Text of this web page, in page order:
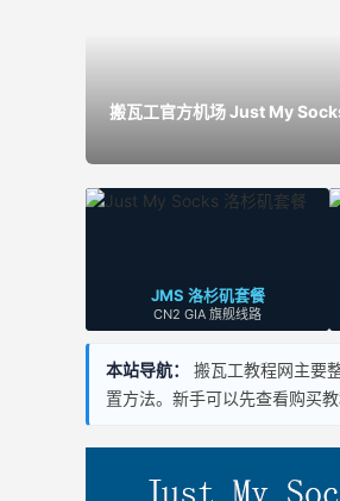
搬瓦工官方机场 Just My
JMS 洛杉矶套餐
CN2 GIA 旗舰线路
本站导航： 搬瓦工教程网主要
置方法。新手可以先查看购买